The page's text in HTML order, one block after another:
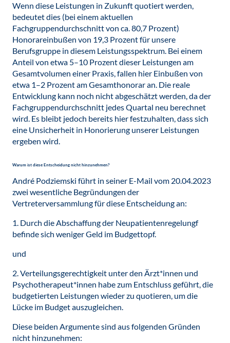
Wenn diese Leistungen in Zukunft quotiert werden,
bedeutet dies (bei einem aktuellen
Fachgruppendurchschnitt von ca. 80,7 Prozent)
Honorareinbußen von 19,3 Prozent für unsere
Berufsgruppe in diesem Leistungsspektrum. Bei einem
Anteil von etwa 5–10 Prozent dieser Leistungen am
Gesamtvolumen einer Praxis, fallen hier Einbußen von
etwa 1–2 Prozent am Gesamthonorar an. Die reale
Entwicklung kann noch nicht abgeschätzt werden, da der
Fachgruppendurchschnitt jedes Quartal neu berechnet
wird. Es bleibt jedoch bereits hier festzuhalten, dass sich
eine Unsicherheit in Honorierung unserer Leistungen
ergeben wird.
Warum ist diese Entscheidung nicht hinzunehmen?
André Podziemski führt in seiner E-Mail vom 20.04.2023
zwei wesentliche Begründungen der
Vertreterversammlung für diese Entscheidung an:
1. Durch die Abschaffung der Neupatientenregelungf
befinde sich weniger Geld im Budgettopf.
und
2. Verteilungsgerechtigkeit unter den Ärzt*innen und
Psychotherapeut*innen habe zum Entschluss geführt, die
budgetierten Leistungen wieder zu quotieren, um die
Lücke im Budget auszugleichen.
Diese beiden Argumente sind aus folgenden Gründen
nicht hinzunehmen: